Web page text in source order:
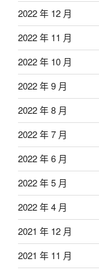
2022 年 12 月
2022 年 11 月
2022 年 10 月
2022 年 9 月
2022 年 8 月
2022 年 7 月
2022 年 6 月
2022 年 5 月
2022 年 4 月
2021 年 12 月
2021 年 11 月